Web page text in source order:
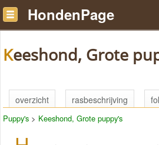
HondenPage
Keeshond, Grote
overzicht rasbeschrijving
Puppy's > Keeshond, Grote puppy's